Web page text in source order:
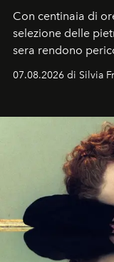
Con centinaia di
selezione delle
sera rendono
07.08.2026 di Silvia